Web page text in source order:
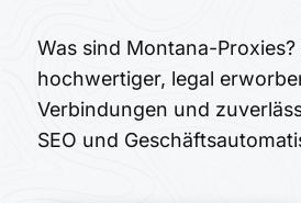
Was sind Montana-
hochwertiger, legal
Verbindungen und
SEO und